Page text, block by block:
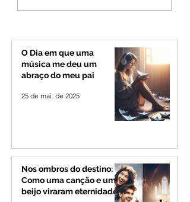
com shows da Festa da
mineira de pouco mais
de 4 mil habitantes
O Dia em que uma
música me deu um
abraço do meu pai
25 de mai. de 2025
Nos ombros do destino:
Como uma canção e um
beijo viraram eternidade